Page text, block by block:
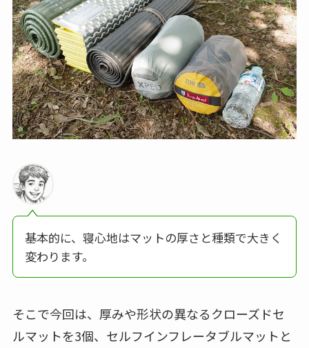
基本的に、寝心地はマットの厚さと種類で大きく
変わります。
そこで今回は、厚みや形状の異なるクローズドセ
ルマットを3個、セルフインフレータブルマットと